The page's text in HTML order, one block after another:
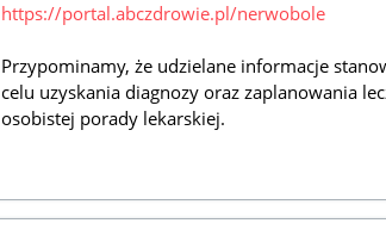
https://portal.abczdrowie.pl/nerwobole
Przypominamy, że udzielane informacje
celu uzyskania diagnozy oraz zaplanowania
osobistej porady lekarskiej.